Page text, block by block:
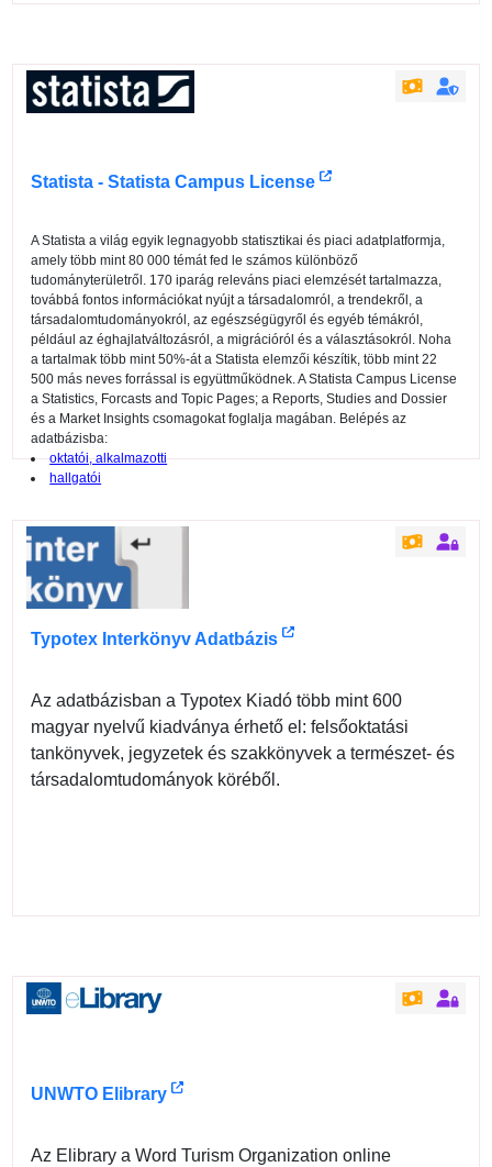
Statista - Statista Campus License
A Statista a világ egyik legnagyobb statisztikai és piaci adatplatformja,
amely több mint 80 000 témát fed le számos különböző
tudományterületről. 170 iparág releváns piaci elemzését tartalmazza,
továbbá fontos információkat nyújt a társadalomról, a trendekről, a
társadalomtudományokról, az egészségügyről és egyéb témákról,
például az éghajlatváltozásról, a migrációról és a választásokról. Noha
a tartalmak több mint 50%-át a Statista elemzői készítik, több mint 22
500 más neves forrással is együttműködnek. A Statista Campus License
a Statistics, Forcasts and Topic Pages; a Reports, Studies and Dossier
és a Market Insights csomagokat foglalja magában. Belépés az
adatbázisba:
oktatói, alkalmazotti
hallgatói
Typotex Interkönyv Adatbázis
Az adatbázisban a Typotex Kiadó több mint 600
magyar nyelvű kiadványa érhető el: felsőoktatási
tankönyvek, jegyzetek és szakkönyvek a természet- és
társadalomtudományok köréből.
UNWTO Elibrary
Az Elibrary a Word Turism Organization online